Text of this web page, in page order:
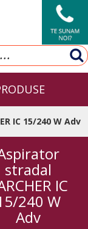
IC 15/240 W Adv
stradal
IC
240 W
Adv